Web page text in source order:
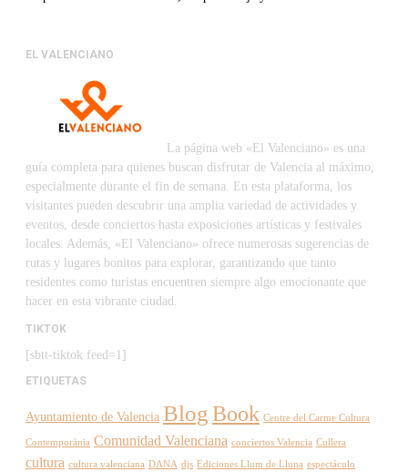
EL VALENCIANO
La página web «El Valenciano» es una
guía completa para quienes buscan disfrutar de Valencia al máximo,
especialmente durante el fin de semana. En esta plataforma, los
visitantes pueden descubrir una amplia variedad de actividades y
eventos, desde conciertos hasta exposiciones artísticas y festivales
locales. Además, «El Valenciano» ofrece numerosas sugerencias de
rutas y lugares bonitos para explorar, garantizando que tanto
residentes como turistas encuentren siempre algo emocionante que
hacer en esta vibrante ciudad.
TIKTOK
[sbtt-tiktok feed=1]
ETIQUETAS
Ayuntamiento de Valencia BlogBook Centre del Carme Cultura
Contemporània Comunidad Valenciana conciertos Valencia Cullera
cultura cultura valenciana DANA djs Ediciones Llum de Lluna espectáculo